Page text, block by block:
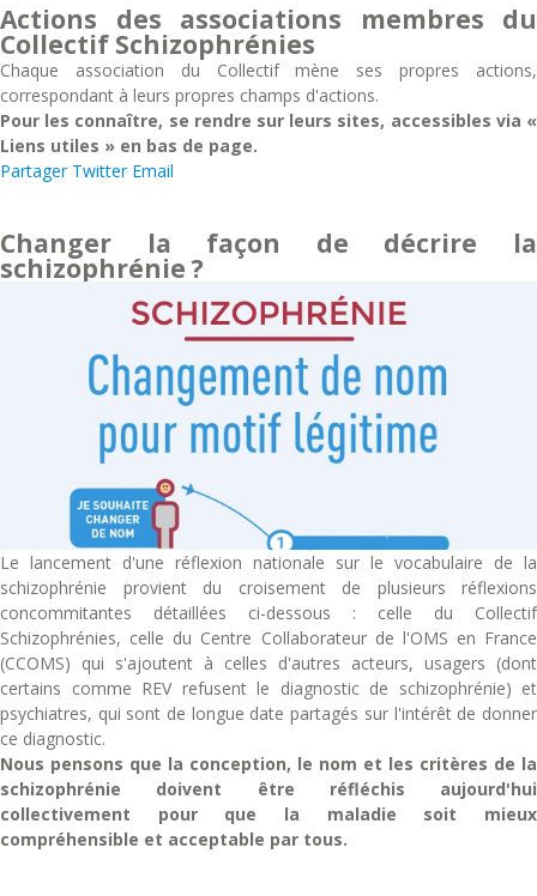
Actions des associations membres du
Collectif Schizophrénies
Chaque association du Collectif mène ses propres actions,
correspondant à leurs propres champs d'actions.
Pour les connaître, se rendre sur leurs sites, accessibles via «
Liens utiles » en bas de page.
Partager Twitter Email
Changer la façon de décrire la
schizophrénie ?
Le lancement d'une réflexion nationale sur le vocabulaire de la
schizophrénie provient du croisement de plusieurs réflexions
concommitantes détaillées ci-dessous : celle du Collectif
Schizophrénies, celle du Centre Collaborateur de l'OMS en France
(CCOMS) qui s'ajoutent à celles d'autres acteurs, usagers (dont
certains comme REV refusent le diagnostic de schizophrénie) et
psychiatres, qui sont de longue date partagés sur l'intérêt de donner
ce diagnostic.
Nous pensons que la conception, le nom et les critères de la
schizophrénie doivent être réfléchis aujourd'hui
collectivement pour que la maladie soit mieux
compréhensible et acceptable par tous.